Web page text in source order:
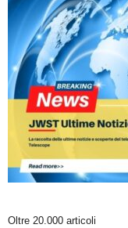
Oltre 20.000 articoli